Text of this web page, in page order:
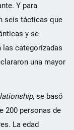
Y para
seis tácticas que
y se
las categorizadas
una mayor
, se basó
200 personas de
La edad